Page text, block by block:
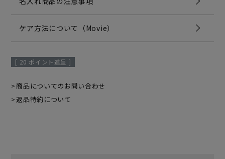
ケア方法について（Movie）
[ 20 ポイント進呈 ]
商品についてのお問い合わせ
返品特約について